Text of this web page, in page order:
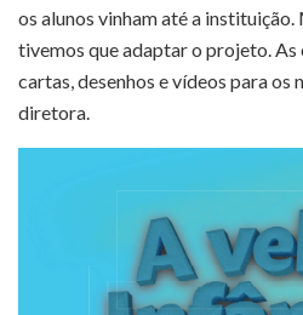
os alunos vinham até a instituição.
tivemos que adaptar o projeto. As
cartas, desenhos e vídeos para os
diretora.